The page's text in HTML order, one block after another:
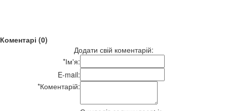
Коментарі (0)
Додати свій коментарій:
*Ім'я:
E-mail:
*Коментарій: